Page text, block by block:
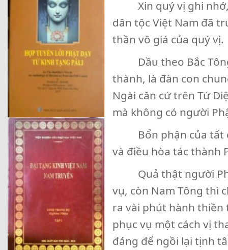
Xin quý vị ghi nhớ,
dân tộc Việt Nam đã
thần vô giá của quý vị.
Dầu theo Bắc Tông
thành, là đàn con
Ngài căn cứ trên Tứ
mà không có người
Bổn phận của tất
và điều hòa tác thành
Quả thật người
vụ, còn Nam Tông thì
ra vài phút hành thiền
phục vụ một cách vị
đáng để ngồi lại tịnh